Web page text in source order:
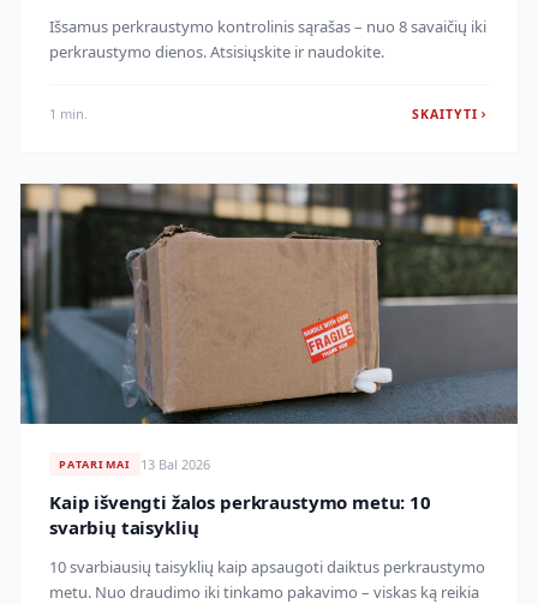
Išsamus perkraustymo kontrolinis sąrašas – nuo 8 savaičių iki
perkraustymo dienos. Atsisiųskite ir naudokite.
1 min. SKAITYTI
PATARIMAI 13 Bal 2026
Kaip išvengti žalos perkraustymo metu: 10
svarbių taisyklių
10 svarbiausių taisyklių kaip apsaugoti daiktus perkraustymo
metu. Nuo draudimo iki tinkamo pakavimo – viskas ką reikia